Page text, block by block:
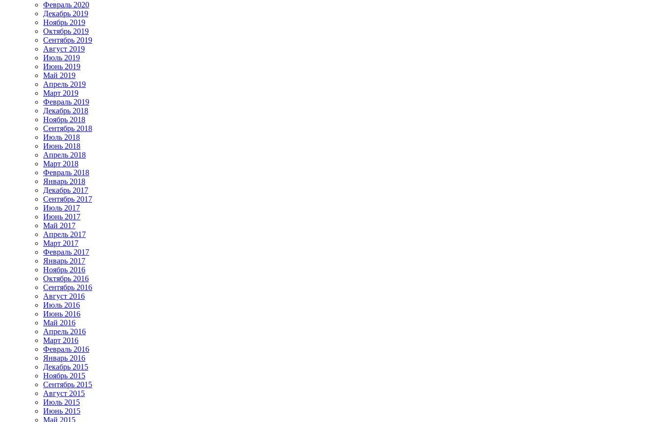
Февраль 2020
Декабрь 2019
Ноябрь 2019
Октябрь 2019
Сентябрь 2019
Август 2019
Июль 2019
Июнь 2019
Май 2019
Апрель 2019
Март 2019
Февраль 2019
Декабрь 2018
Ноябрь 2018
Сентябрь 2018
Июль 2018
Июнь 2018
Апрель 2018
Март 2018
Февраль 2018
Январь 2018
Декабрь 2017
Сентябрь 2017
Июль 2017
Июнь 2017
Май 2017
Апрель 2017
Март 2017
Февраль 2017
Январь 2017
Ноябрь 2016
Октябрь 2016
Сентябрь 2016
Август 2016
Июль 2016
Июнь 2016
Май 2016
Апрель 2016
Март 2016
Февраль 2016
Январь 2016
Декабрь 2015
Ноябрь 2015
Сентябрь 2015
Август 2015
Июль 2015
Июнь 2015
Май 2015